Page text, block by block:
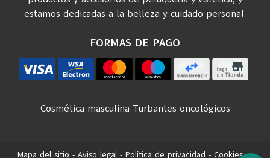
estamos dedicadas a la belleza y cuidado personal.
FORMAS DE PAGO
Cosmética masculina Turbantes oncológicos
Mapa del sitio - Aviso legal- Política de privacidad - Cookies-